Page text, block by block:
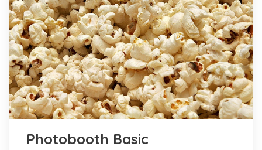
Photobooth Basic